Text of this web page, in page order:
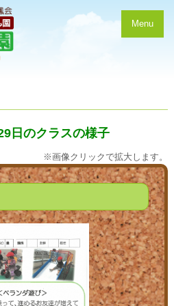
Menu
日のクラスの様子
※画像クリックで拡大します。